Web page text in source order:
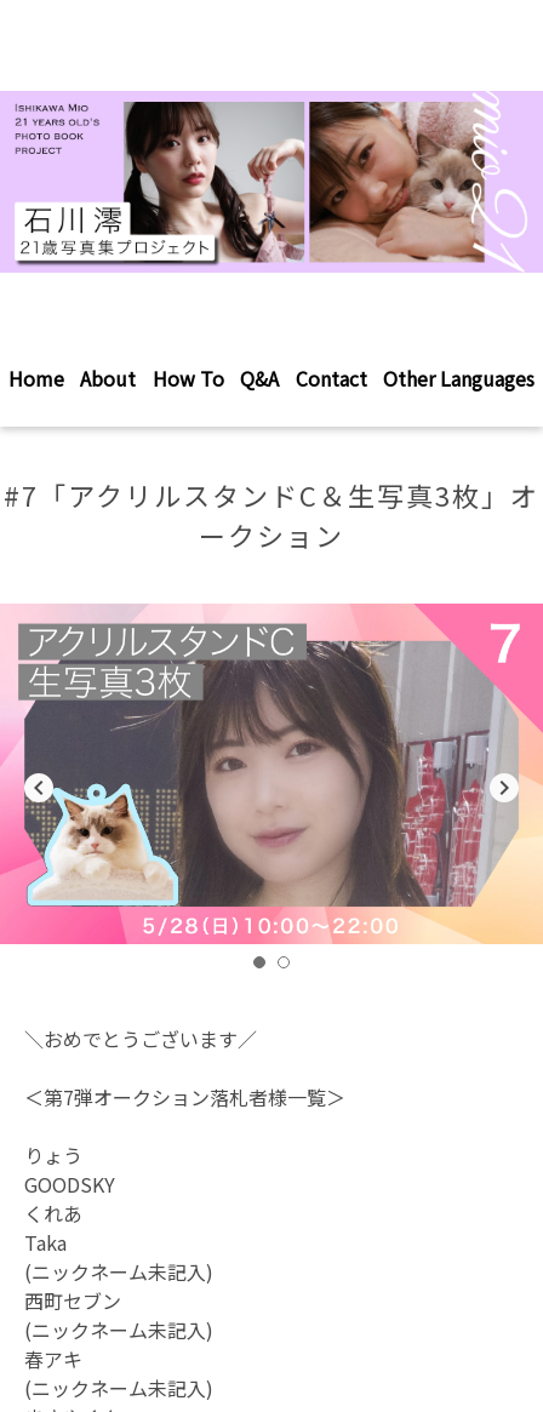
Home About How To Q&A Contact Other Languages
#7「アクリルスタンドC＆生写真3枚」オ
ークション
navigate_before navigate_next
＼おめでとうございます／
＜第7弾オークション落札者様一覧＞
りょう
GOODSKY
くれあ
Taka
(ニックネーム未記入)
西町セブン
(ニックネーム未記入)
春アキ
(ニックネーム未記入)